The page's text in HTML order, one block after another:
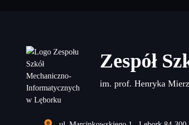
Zespół
im. prof. Henryka